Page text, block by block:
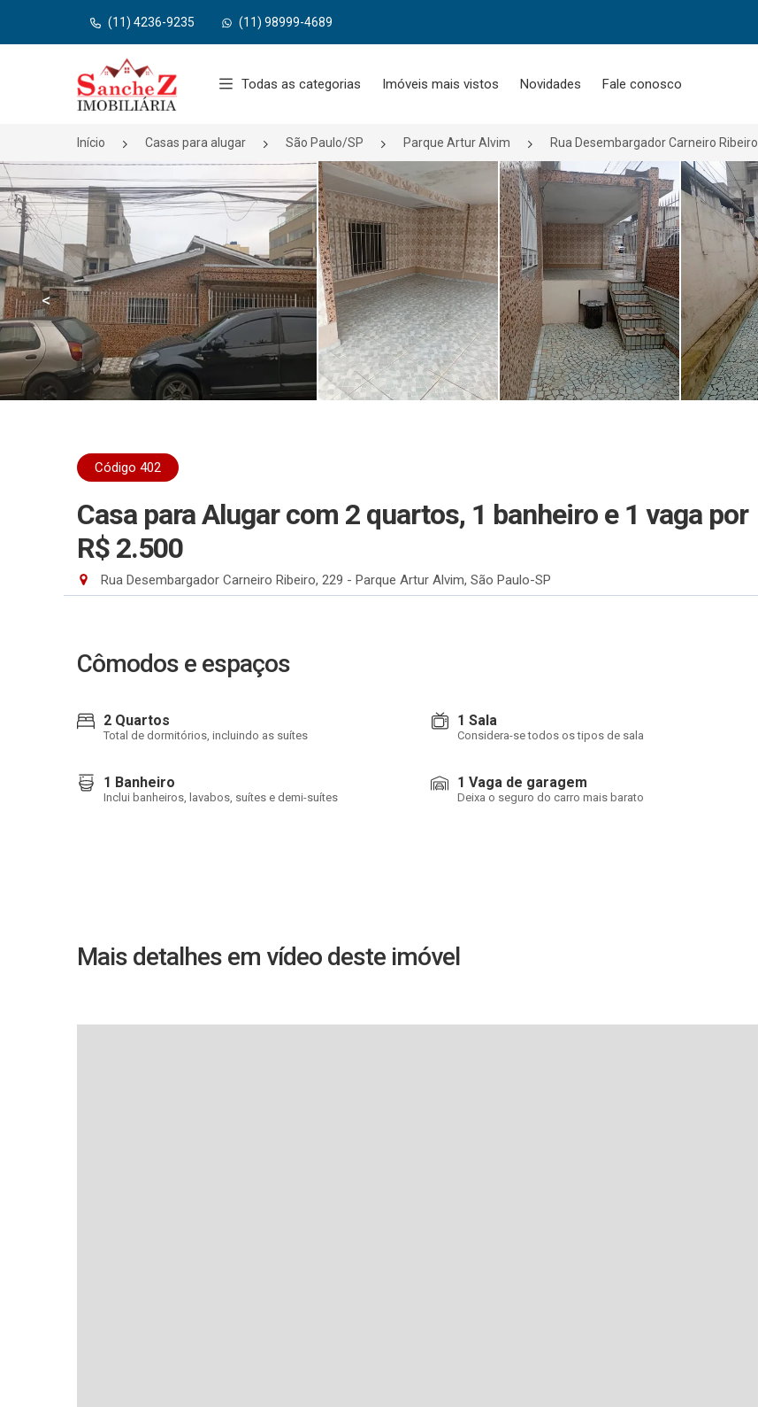
(11) 4236-9235 (11) 98999-4689
Página inicial
Todas as categorias Imóveis mais vistos Novidades Fale conosco
Início Casas para alugar São Paulo/SP Parque Artur Alvim Rua Desembargador Carneiro Ribeiro
<
Código 402
Casa para Alugar com 2 quartos, 1 banheiro e 1 vaga por
R$ 2.500
Rua Desembargador Carneiro Ribeiro, 229 - Parque Artur Alvim, São Paulo-SP
Cômodos e espaços
2 Quartos
Total de dormitórios, incluindo as suítes
1 Sala
Considera-se todos os tipos de sala
1 Banheiro
Inclui banheiros, lavabos, suítes e demi-suítes
1 Vaga de garagem
Deixa o seguro do carro mais barato
Mais detalhes em vídeo deste imóvel